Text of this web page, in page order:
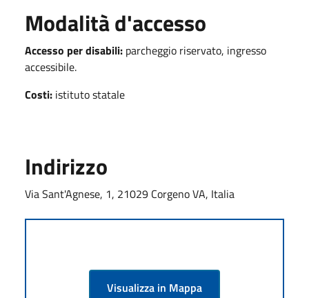
Modalità d'accesso
Accesso per disabili: parcheggio riservato, ingresso
accessibile.
Costi: istituto statale
Indirizzo
Via Sant'Agnese, 1, 21029 Corgeno VA, Italia
Visualizza in Mappa